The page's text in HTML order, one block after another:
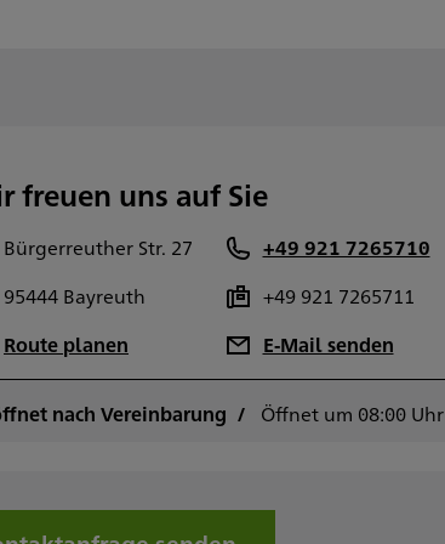
freuen uns auf Sie
Bürgerreuther Str. 27
95444 Bayreuth
Route planen
+49 921 7265710
+49 921 7265711
E-Mail senden
nach Vereinbarung Öffnet um 08:00 Uhr
08:00 - 17:00